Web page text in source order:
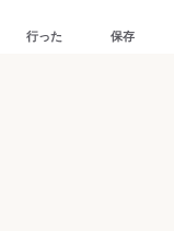
行った 保存